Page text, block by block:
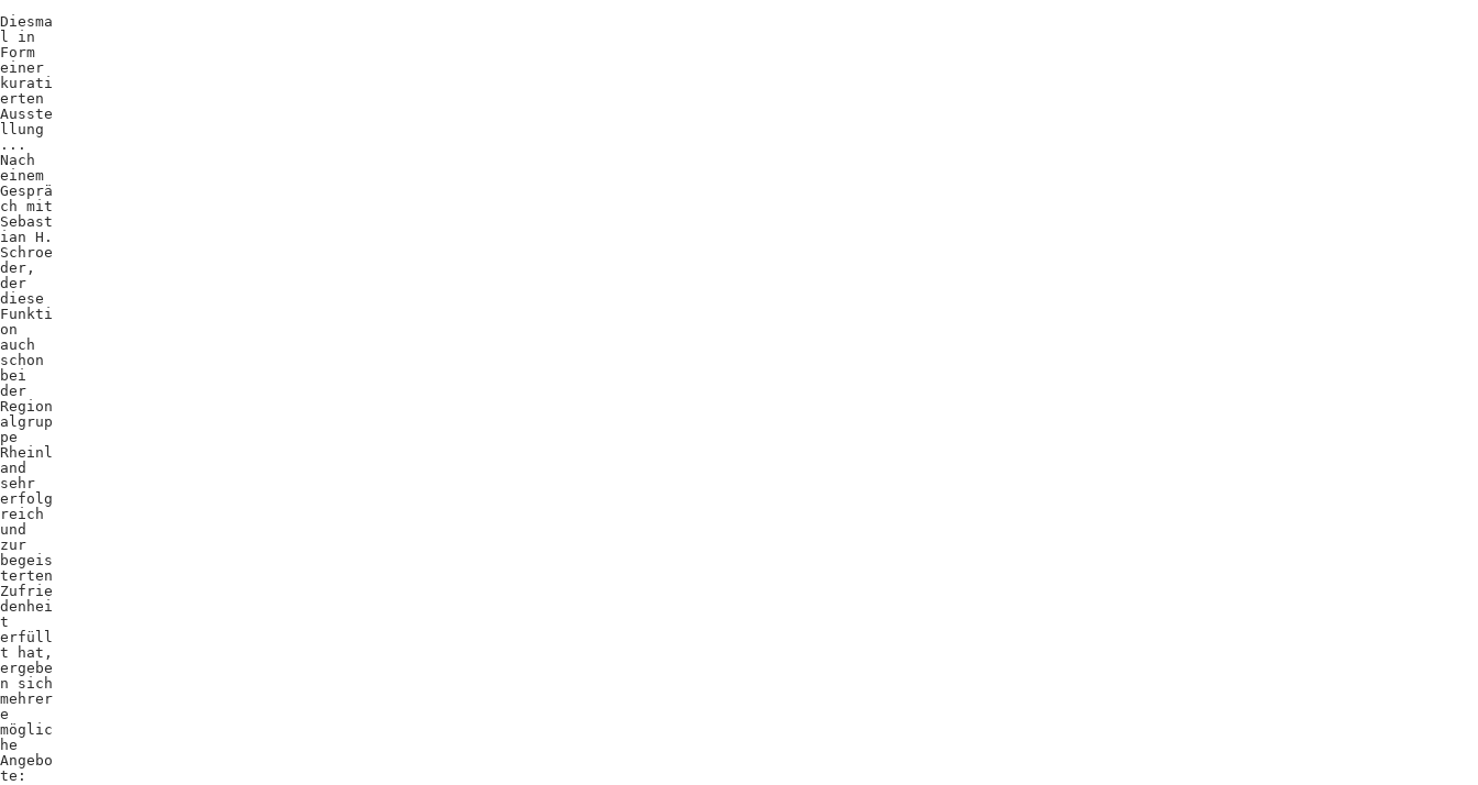
Diesma
l in
Form
einer
kurati
erten
Ausste
llung
...
Nach
einem
Gesprä
ch mit
Sebast
ian H.
Schroe
der,
der
diese
Funkti
on
auch
schon
bei
der
Region
algrup
pe
Rheinl
and
sehr
erfolg
reich
und
zur
begeis
terten
Zufrie
denhei
t
erfüll
t hat,
ergebe
n sich
mehrer
e
möglic
he
Angebo
te: